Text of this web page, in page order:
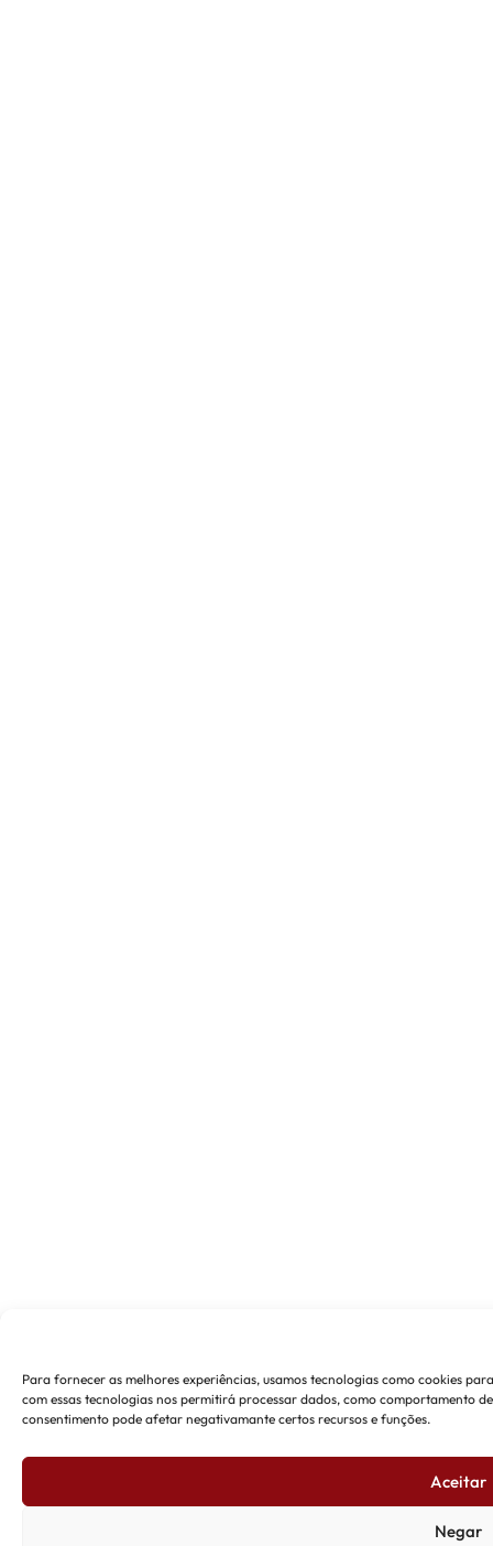
Para fornecer as melhores experiências, usamos tecnologias como cookies
com essas tecnologias nos permitirá processar dados, como comportamento
consentimento pode afetar negativamante certos recursos e funções.
Aceitar
Negar